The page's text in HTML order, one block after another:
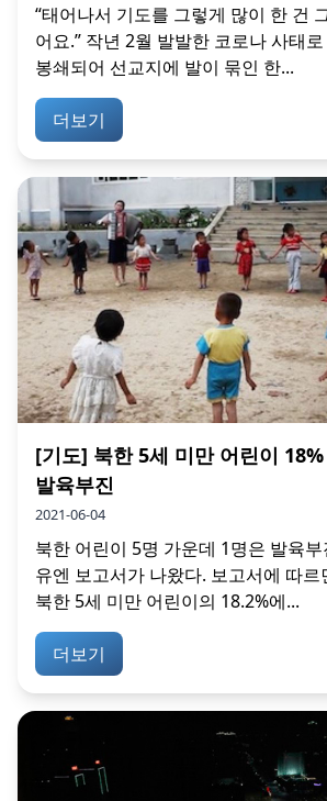
“태어나서 기도를 그렇게 많이 한 건
어요.” 작년 2월 발발한 코로나 사태
봉쇄되어 선교지에 발이 묶인 한...
더보기
[기도] 북한 5세 미만 어린이
발육부진
2021-06-04
북한 어린이 5명 가운데 1명은 발육
유엔 보고서가 나왔다. 보고서에 따르
북한 5세 미만 어린이의 18.2%에...
더보기